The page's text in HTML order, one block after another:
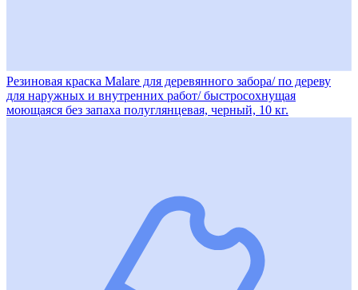
Резиновая краска Malare для деревянного забора/ по дереву
для наружных и внутренних работ/ быстросохнущая
моющаяся без запаха полуглянцевая, черный, 10 кг.